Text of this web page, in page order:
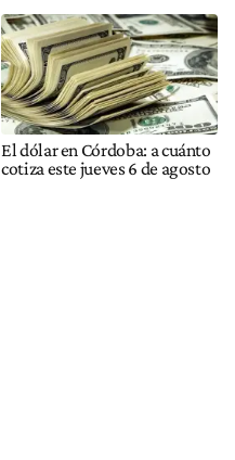
El dólar en Córdoba: a cuánto
cotiza este jueves 6 de agosto